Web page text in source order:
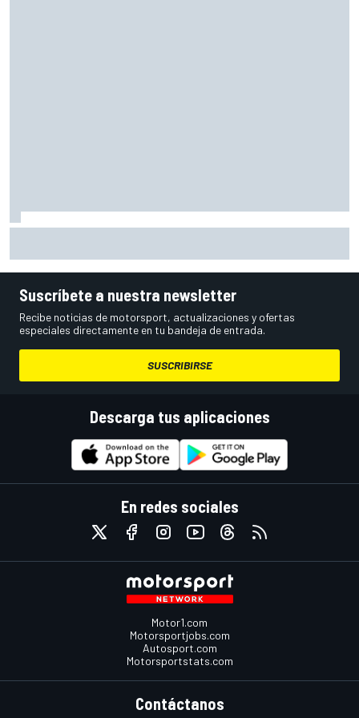
Suscríbete a nuestra newsletter
Recibe noticias de motorsport, actualizaciones y ofertas
especiales directamente en tu bandeja de entrada.
SUSCRIBIRSE
Descarga tus aplicaciones
En redes sociales
Motor1.com
Motorsportjobs.com
Autosport.com
Motorsportstats.com
Contáctanos